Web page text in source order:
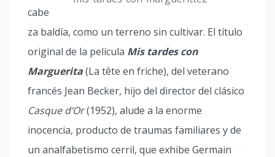
cabe
za baldía, como un terreno sin cultivar. El título
original de la película Mis tardes con
Marguerita(La tête en friche), del veterano
francés Jean Becker, hijo del director del clásico
Casque d’Or(1952), alude a la enorme
inocencia, producto de traumas familiares y de
un analfabetismo cerril, que exhibe Germain